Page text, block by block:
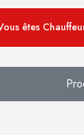
êtes